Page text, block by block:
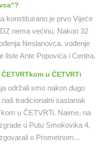
konstituirano je prvo Vijeće
nema većinu. Nakon 32
Neslanovca, vođenje
liste Ante Popovića i Centra.
u ČETVRTi
održali smo nakon dugo
tradicionalni sastanak
u ČETVRTi. Naime, na
u Putu Smokovika 4,
o Prometnom...